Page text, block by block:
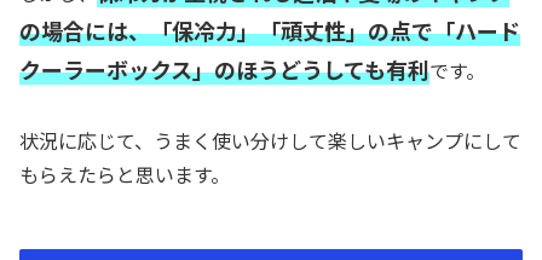
の場合には、「保冷力」「頑丈性」の点で「ハード
クーラーボックス」のほうどうしても有利です。
状況に応じて、うまく使い分けして楽しいキャンプにして
もらえたらと思います。